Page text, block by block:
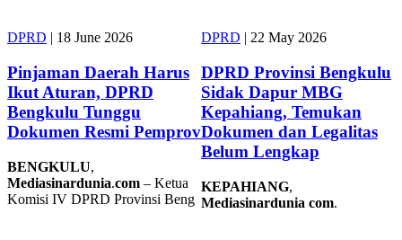
DPRD | 18 June 2026
Pinjaman Daerah Harus
Ikut Aturan, DPRD
Bengkulu Tunggu
Dokumen Resmi Pemprov
BENGKULU,
Mediasinardunia.com – Ketua
Komisi IV DPRD Provinsi Beng
DPRD | 22 May 2026
DPRD Provinsi Bengkulu
Sidak Dapur MBG
Kepahiang, Temukan
Dokumen dan Legalitas
Belum Lengkap
KEPAHIANG,
Mediasinardunia com.